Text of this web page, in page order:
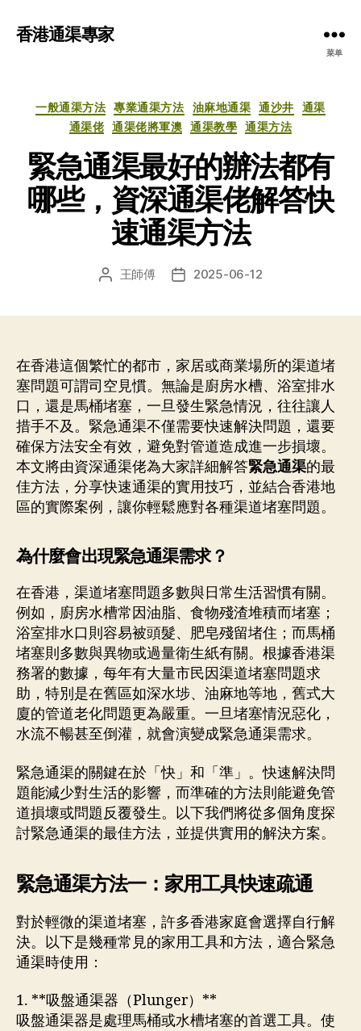
香港通渠專家
菜单
分
类
一般通渠方法 專業通渠方法 油麻地通渠 通沙井
通渠
通渠佬 通渠佬將軍澳 通渠教學 通渠方法
緊急通渠最好的辦法都有
哪些，資深通渠佬解答快
速通渠方法
文 王師傅
发 2025-06-12
在香港這個繁忙的都市，家居或商業場所的渠道堵
塞問題可謂司空見慣。無論是廚房水槽、浴室排水
口，還是馬桶堵塞，一旦發生緊急情況，往往讓人
措手不及。緊急通渠不僅需要快速解決問題，還要
確保方法安全有效，避免對管道造成進一步損壞。
本文將由資深通渠佬為大家詳細解答緊急通渠的最
佳方法，分享快速通渠的實用技巧，並結合香港地
區的實際案例，讓你輕鬆應對各種渠道堵塞問題。
為什麼會出現緊急通渠需求？
在香港，渠道堵塞問題多數與日常生活習慣有關。
例如，廚房水槽常因油脂、食物殘渣堆積而堵塞；
浴室排水口則容易被頭髮、肥皂殘留堵住；而馬桶
堵塞則多數與異物或過量衛生紙有關。根據香港渠
務署的數據，每年有大量市民因渠道堵塞問題求
助，特別是在舊區如深水埗、油麻地等地，舊式大
廈的管道老化問題更為嚴重。一旦堵塞情況惡化，
水流不暢甚至倒灌，就會演變成緊急通渠需求。
緊急通渠的關鍵在於「快」和「準」。快速解決問
題能減少對生活的影響，而準確的方法則能避免管
道損壞或問題反覆發生。以下我們將從多個角度探
討緊急通渠的最佳方法，並提供實用的解決方案。
緊急通渠方法一：家用工具快速疏通
對於輕微的渠道堵塞，許多香港家庭會選擇自行解
決。以下是幾種常見的家用工具和方法，適合緊急
通渠時使用：
1. **吸盤通渠器（Plunger）**
吸盤通渠器是處理馬桶或水槽堵塞的首選工具。使